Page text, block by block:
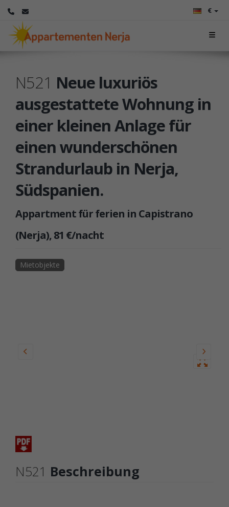
€
N521 Neue luxuriös
ausgestattete Wohnung in
einer kleinen Anlage für
einen wunderschönen
Strandurlaub in Nerja,
Südspanien.
Appartment für ferien in Capistrano
(Nerja), 81 €/nacht
Mietobjekte
N521 Beschreibung